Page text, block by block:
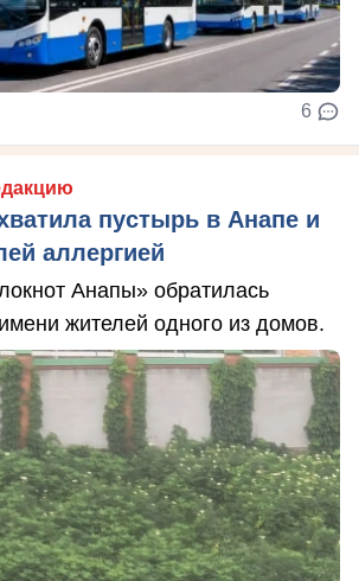
6
пустырь в Анапе и
аллергией
Анапы» обратилась
жителей одного из домов.